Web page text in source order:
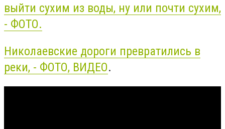
выйти сухим из воды, ну или почти сухим,
- ФОТО.
Николаевские дороги превратились в
реки, - ФОТО, ВИДЕО.